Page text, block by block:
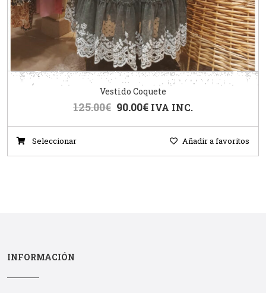
Vestido Coquete
125.00€ 90.00€ IVA INC.
Seleccionar Añadir a favoritos
INFORMACIÓN